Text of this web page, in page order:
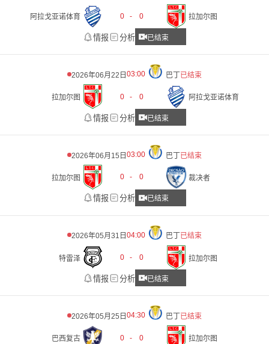
阿拉戈亚诺体育 0 - 0 拉加尔图
情报 分析 已结束
2026年06月22日 03:00 巴丁已结束
拉加尔图 0 - 0 阿拉戈亚诺体育
情报 分析 已结束
2026年06月15日 03:00 巴丁已结束
拉加尔图 0 - 0 裁决者
情报 分析 已结束
2026年05月31日 04:00 巴丁 已结束
特雷泽 0 - 0 拉加尔图
情报 分析 已结束
2026年05月25日 04:30 巴丁已结束
巴西复古 0 - 0 拉加尔图